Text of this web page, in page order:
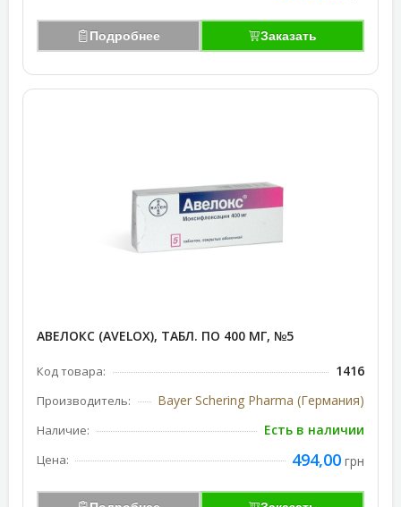
Подробнее Заказать
АВЕЛОКС (AVELOX), ТАБЛ. ПО 400 МГ, №5
Код товара: 1416
Производитель: Bayer Schering Pharma (Германия)
Наличие: Есть в наличии
Цена: 494,00 грн